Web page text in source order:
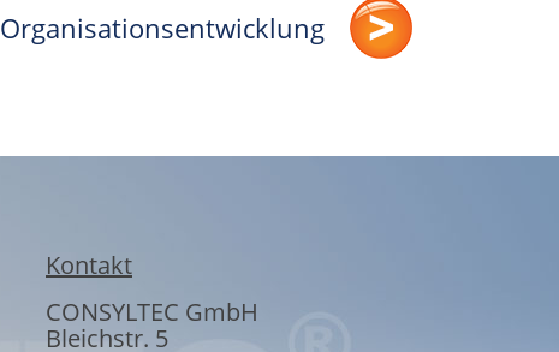
Organisationsentwicklung
Kontakt
CONSYLTEC GmbH
Bleichstr. 5